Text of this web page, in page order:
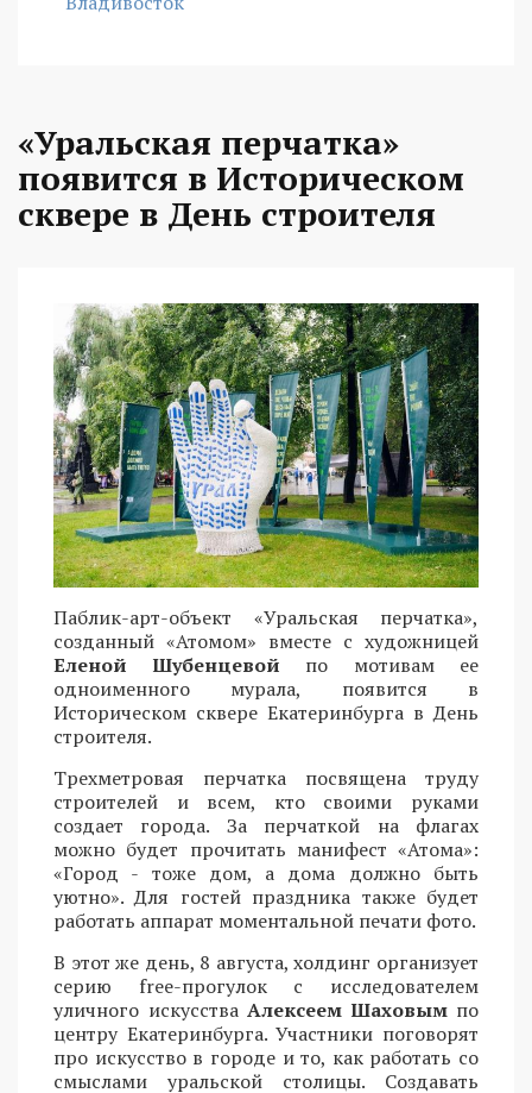
«Уральская перчатка»
появится в Историческом
сквере в День строителя
Паблик-арт-объект «Уральская перчатка»,
созданный «Атомом» вместе с художницей
Еленой Шубенцевой по мотивам ее
одноименного мурала, появится в
Историческом сквере Екатеринбурга в День
строителя.
Трехметровая перчатка посвящена труду
строителей и всем, кто своими руками
создает города. За перчаткой на флагах
можно будет прочитать манифест «Атома»:
«Город - тоже дом, а дома должно быть
уютно». Для гостей праздника также будет
работать аппарат моментальной печати фото.
В этот же день, 8 августа, холдинг организует
серию free-прогулок с исследователем
уличного искусства Алексеем Шаховым по
центру Екатеринбурга. Участники поговорят
про искусство в городе и то, как работать со
смыслами уральской столицы. Создавать